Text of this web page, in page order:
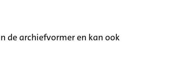
de archiefvormer en kan ook